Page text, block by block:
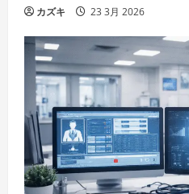
カズキ 23 3月 2026